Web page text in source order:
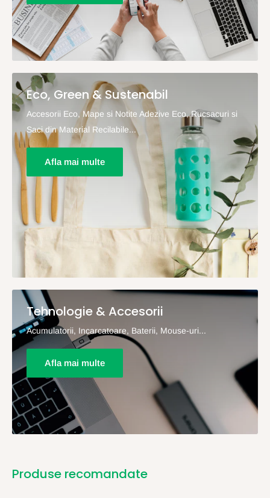
Eco, Green & Sustenabil
Accesorii Eco, Mape si Notite Adezive Eco, Rucsacuri si
Saci din Material Recilabile...
Afla mai multe
Tehnologie & Accesorii
Acumulatorii, Incarcatoare, Baterii, Mouse-uri...
Afla mai multe
Produse recomandate